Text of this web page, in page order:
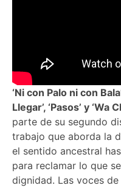
‘Ni con Palo ni con
Llegar’, ‘Pasos’ y ‘Wa
parte de su segundo
trabajo que aborda la
el sentido ancestral
para reclamar lo que
dignidad. Las voces